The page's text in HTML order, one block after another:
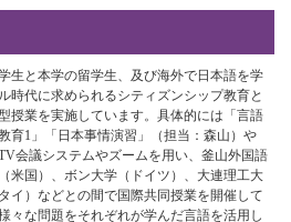
生と本学の留学生、及び海外で日本語を学
時代に求められるシティズンシップ教育と
授業を実施しています。具体的には「言語
育1」「日本事情演習」（担当：森山）や
会議システムやズームを用い、釜山外国語
米国）、ボン大学（ドイツ）、大連理工大
イ）などとの間で国際共同授業を開催して
々な問題をそれぞれが学んだ言語を活用し